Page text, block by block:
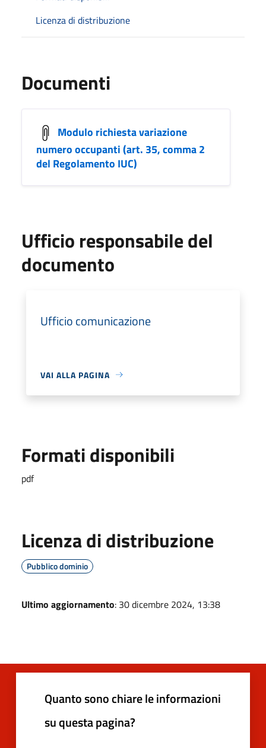
Licenza di distribuzione
Documenti
Modulo richiesta variazione
numero occupanti (art. 35, comma 2
del Regolamento IUC)
Ufficio responsabile del
documento
Ufficio comunicazione
VAI ALLA PAGINA
Formati disponibili
pdf
Licenza di distribuzione
Pubblico dominio
Ultimo aggiornamento: 30 dicembre 2024, 13:38
Quanto sono chiare le informazioni
su questa pagina?